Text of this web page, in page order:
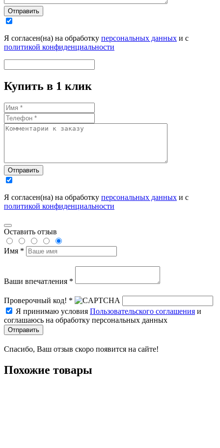
Отправить
Я согласен(на) на обработку персональных данных и с
политикой конфиденциальности
Купить в 1 клик
Отправить
Я согласен(на) на обработку персональных данных и с
политикой конфиденциальности
Оставить отзыв
Имя *
Ваши впечатления *
Проверочный код! *
Я принимаю условия Пользовательского соглашения и
соглашаюсь на обработку персональных данных
Отправить
Спасибо, Ваш отзыв скоро появится на сайте!
Похожие товары